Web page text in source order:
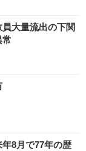
大量流出の下関
8月で77年の歴